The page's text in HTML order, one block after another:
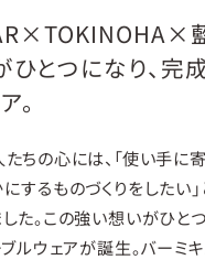
とつになり、完
。
ちの心には、「使い手に
するものづくりをしたい
た。この強い想いがひとつ
ルウェアが誕生。バーミ